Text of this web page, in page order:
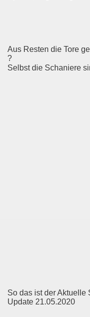
Aus Resten die Tore
?
Selbst die Schaniere
So das ist der Aktuelle
Update 21.05.2020